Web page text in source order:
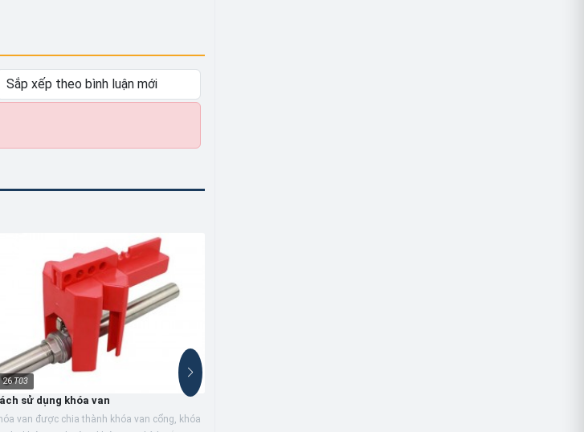
26T03
sử dụng khóa van
van được chia thành khóa van cổng, khóa